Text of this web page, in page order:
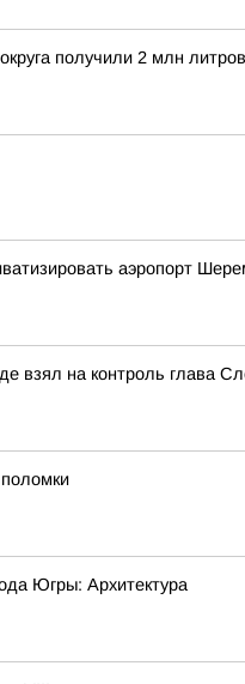
получили 2 млн
аэропорт
на контроль глава
Югры: Архитектура